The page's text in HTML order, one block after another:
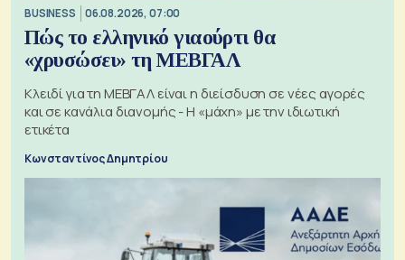
BUSINESS 06.08.2026, 07:00
Πώς το ελληνικό γιαούρτι θα
«χρυσώσει» τη ΜΕΒΓΑΛ
Κλειδί για τη ΜΕΒΓΑΛ είναι η διείσδυση σε νέες αγορές
και σε κανάλια διανομής - Η «μάχη» με την ιδιωτική
ετικέτα
Κωνσταντίνος Δημητρίου